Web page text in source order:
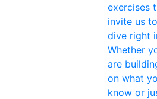
exercises
invite us to
dive right
Whether
are
on what
know or